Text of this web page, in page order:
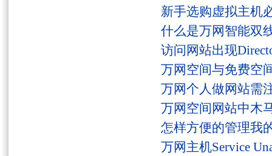
新手选购虚拟主机
什么是万网智能双
访问网站出现
万网空间与免费空
万网个人做网站需
万网空间网站中木
怎样方便的管理我
万网主机Service